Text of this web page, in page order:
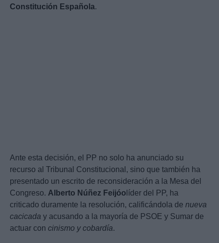
Constitución Española.
Ante esta decisión, el PP no solo ha anunciado su
recurso al Tribunal Constitucional, sino que también ha
presentado un escrito de reconsideración a la Mesa del
Congreso. Alberto Núñez Feijóo líder del PP, ha
criticado duramente la resolución, calificándola de nueva
cacicada y acusando a la mayoría de PSOE y Sumar de
actuar con cinismo y cobardía.